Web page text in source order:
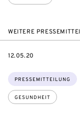
WEITERE
Themen:
PRESSEMITTEILUNG
GESUNDHEIT
DATE
12.05.20